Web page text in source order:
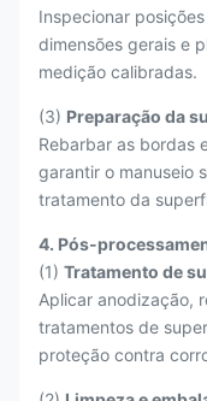
Inspecionar
dimensões gerais e
medição calibradas.
(3) Preparação da
Rebarbar as bordas
garantir o manuseio
tratamento da
4. Pós-
(1) Tratamento de
Aplicar anodização,
tratamentos de
proteção contra